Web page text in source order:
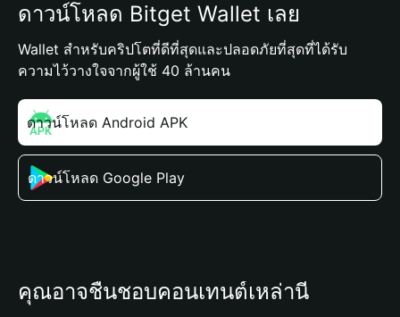
ดาวน์โหลด Bitget Wallet เลย
Wallet สำหรับคริปโตที่ดีที่สุดและปลอดภัยที่สุดที่ได้รับ
ความไว้วางใจจากผู้ใช้ 40 ล้านคน
ดาวน์โหลด Android APK
ดาวน์โหลด Google Play
คุณอาจชื่นชอบคอนเทนต์เหล่านี้